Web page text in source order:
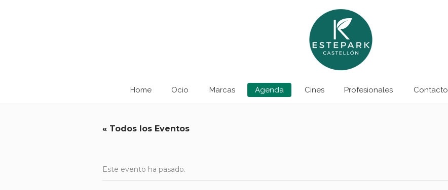
Home Ocio Marcas Agenda Cines Profesionales Contacto
« Todos los Eventos
Este evento ha pasado.